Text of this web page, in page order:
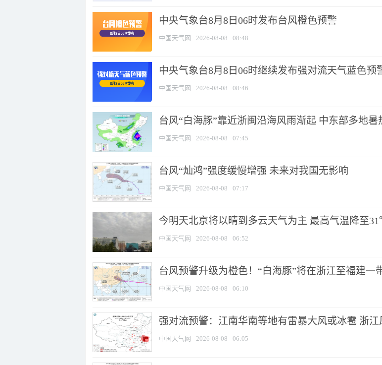
中央气象台8月8日06时发布台风橙色预警
中国天气网 2026-08-08 08:48
中央气象台8月8日06时继续发布强对流天气蓝色预
中国天气网 2026-08-08 08:46
台风“白海豚”靠近浙闽沿海风雨渐起 中东部多地暑
中国天气网 2026-08-08 07:45
台风“灿鸿”强度缓慢增强 未来对我国无影响
中国天气网 2026-08-08 07:17
今明天北京将以晴到多云天气为主 最高气温降至
中国天气网 2026-08-08 06:52
台风预警升级为橙色！“白海豚”将在浙江至福建一
中国天气网 2026-08-08 06:10
强对流预警：江南华南等地有雷暴大风或冰雹 浙江
中国天气网 2026-08-08 06:05